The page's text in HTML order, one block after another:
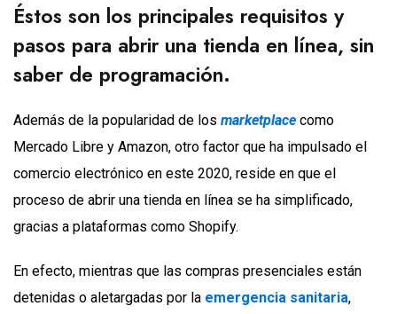
Éstos son los principales requisitos y
pasos para abrir una tienda en línea, sin
saber de programación.
Además de la popularidad de los marketplace como
Mercado Libre y Amazon, otro factor que ha impulsado el
comercio electrónico en este 2020, reside en que el
proceso de abrir una tienda en línea se ha simplificado,
gracias a plataformas como Shopify.
En efecto, mientras que las compras presenciales están
detenidas o aletargadas por la emergencia sanitaria,